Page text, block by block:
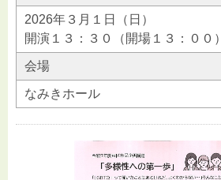
2026年３月１日（日）
開演１３：３０（開場１３：００）
会場
なみきホール